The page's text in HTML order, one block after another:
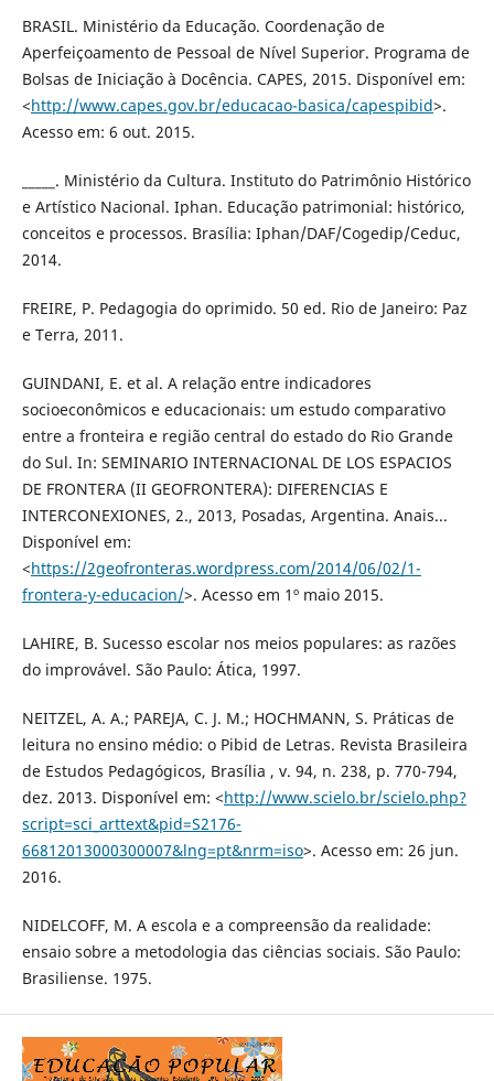
BRASIL. Ministério da Educação. Coordenação de
Aperfeiçoamento de Pessoal de Nível Superior. Programa de
Bolsas de Iniciação à Docência. CAPES, 2015. Disponível em:
<http://www.capes.gov.br/educacao-basica/capespibid>.
Acesso em: 6 out. 2015.
_____. Ministério da Cultura. Instituto do Patrimônio Histórico
e Artístico Nacional. Iphan. Educação patrimonial: histórico,
conceitos e processos. Brasília: Iphan/DAF/Cogedip/Ceduc,
2014.
FREIRE, P. Pedagogia do oprimido. 50 ed. Rio de Janeiro: Paz
e Terra, 2011.
GUINDANI, E. et al. A relação entre indicadores
socioeconômicos e educacionais: um estudo comparativo
entre a fronteira e região central do estado do Rio Grande
do Sul. In: SEMINARIO INTERNACIONAL DE LOS ESPACIOS
DE FRONTERA (II GEOFRONTERA): DIFERENCIAS E
INTERCONEXIONES, 2., 2013, Posadas, Argentina. Anais...
Disponível em:
<https://2geofronteras.wordpress.com/2014/06/02/1-
frontera-y-educacion/>. Acesso em 1º maio 2015.
LAHIRE, B. Sucesso escolar nos meios populares: as razões
do improvável. São Paulo: Ática, 1997.
NEITZEL, A. A.; PAREJA, C. J. M.; HOCHMANN, S. Práticas de
leitura no ensino médio: o Pibid de Letras. Revista Brasileira
de Estudos Pedagógicos, Brasília , v. 94, n. 238, p. 770-794,
dez. 2013. Disponível em: <http://www.scielo.br/scielo.php?
script=sci_arttext&pid=S2176-
66812013000300007&lng=pt&nrm=iso>. Acesso em: 26 jun.
2016.
NIDELCOFF, M. A escola e a compreensão da realidade:
ensaio sobre a metodologia das ciências sociais. São Paulo:
Brasiliense. 1975.